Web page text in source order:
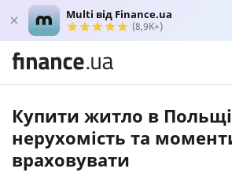
Multi від Finance.ua
(8,9K+)
Купити житло в
нерухомість та
враховувати